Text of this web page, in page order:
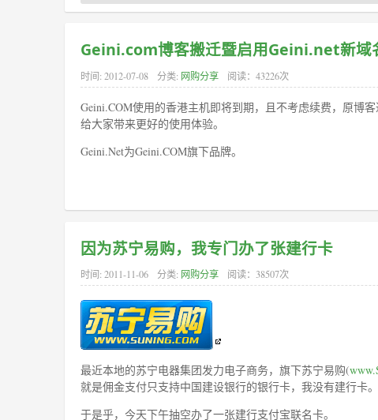
Geini.com博客搬迁暨启用Geini.net新域
时间: 2012-07-08 分类: 网购分享 阅读：43226次
Geini.COM使用的香港主机即将到期，且不考虑续费，原博
给大家带来更好的使用体验。
Geini.Net为Geini.COM旗下品牌。
因为苏宁易购，我专门办了张建行卡
时间: 2011-11-06 分类: 网购分享 阅读：38507次
最近本地的苏宁电器集团发力电子商务，旗下苏宁易购(
就是佣金支付只支持中国建设银行的银行卡，我没有建行卡。
于是乎，今天下午抽空办了一张建行支付宝联名卡。